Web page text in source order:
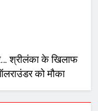
श्रीलंका के खिलाफ
को मौका